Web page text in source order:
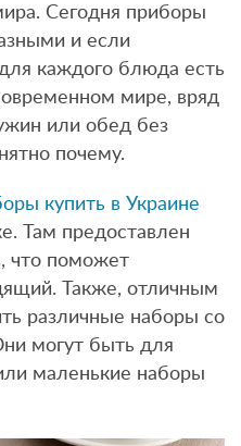
Сегодня приборы
и если
каждого блюда есть
мире, вряд
или обед без
почему.
купить в Украине
Там предоставлен
что поможет
Также, отличным
различные наборы со
могут быть для
маленькие наборы